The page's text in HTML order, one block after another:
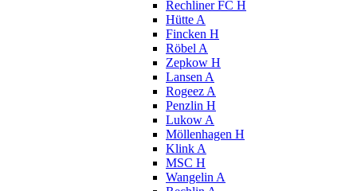
Rechliner FC H
Hütte A
Fincken H
Röbel A
Zepkow H
Lansen A
Rogeez A
Penzlin H
Lukow A
Möllenhagen H
Klink A
MSC H
Wangelin A